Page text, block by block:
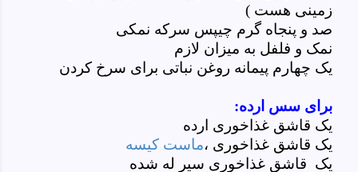
زمینی هست )
صد و پنجاه گرم چیپس سرکه نمکی
نمک و فلفل به میزان لازم
یک چهارم پیمانه روغن نباتی برای سرخ کردن
برای سس ارده:
یک قاشق غذاخوری ارده
یک قاشق غذاخوری ،ماست کیسه
یک قاشق غذاخوری سیر له شده